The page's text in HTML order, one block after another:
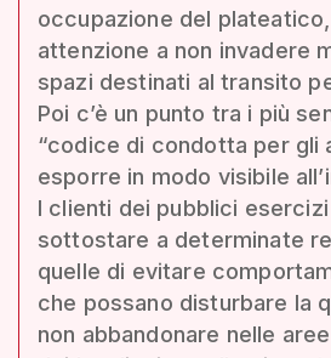
occupazione del
attenzione a non invadere
spazi destinati al transito
Poi c’è un punto tra i più
“codice di condotta per gli
esporre in modo visibile
I clienti dei pubblici
sottostare a determinate
quelle di evitare
che possano disturbare la
non abbandonare nelle